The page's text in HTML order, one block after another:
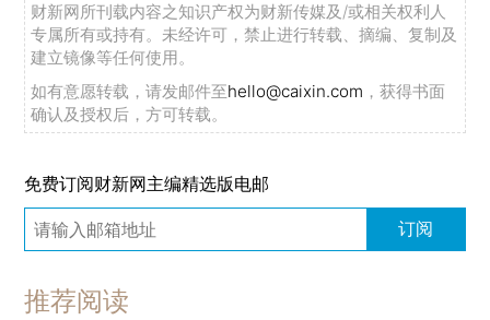
财新网所刊载内容之知识产权为财新传媒及/或相关权利人
专属所有或持有。未经许可，禁止进行转载、摘编、复制及
建立镜像等任何使用。
如有意愿转载，请发邮件至hello@caixin.com ，获得书面
确认及授权后，方可转载。
免费订阅财新网主编精选版电邮
订阅
推荐阅读